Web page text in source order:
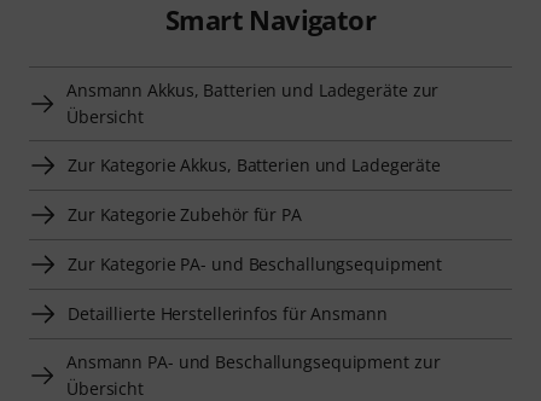
Smart Navigator
Ansmann Akkus, Batterien und Ladegeräte zur
Übersicht
Zur Kategorie Akkus, Batterien und Ladegeräte
Zur Kategorie Zubehör für PA
Zur Kategorie PA- und Beschallungsequipment
Detaillierte Herstellerinfos für Ansmann
Ansmann PA- und Beschallungsequipment zur
Übersicht